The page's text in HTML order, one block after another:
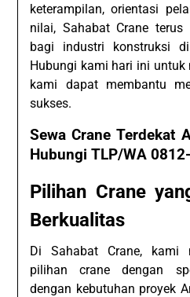
keterampilan, orientasi
nilai, Sahabat Crane
bagi industri konstruksi
Hubungi kami hari ini
kami dapat membantu
sukses.
Sewa Crane Terdekat
Hubungi TLP/WA
Pilihan Crane
Berkualitas
Di Sahabat Crane, kami
pilihan crane dengan
dengan kebutuhan proyek